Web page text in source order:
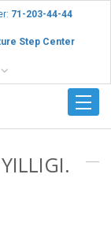
71-203-44-44
Step Center